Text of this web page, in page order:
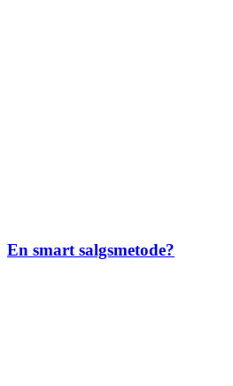
En smart salgsmetode?